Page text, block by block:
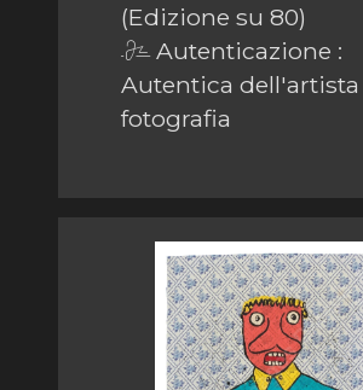
(Edizione su 80)
Autenticazione :
Autentica dell'artista
fotografia